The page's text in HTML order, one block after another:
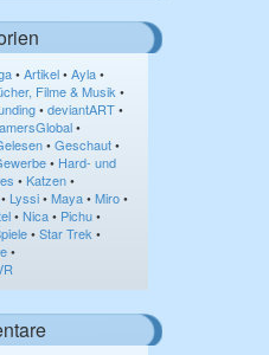
• Artikel • Ayla •
Filme & Musik •
• deviantART •
•
• Geschaut •
• Hard- und
• Katzen •
• Lyssi • Maya • Miro •
• Nica • Pichu •
• Star Trek •
•